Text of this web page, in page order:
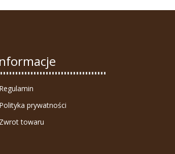
Regulamin
Polityka prywatności
Zwrot towaru